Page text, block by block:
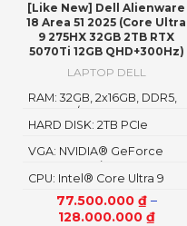
[Like New] Dell Alienware
18 Area 51 2025 (Core Ultra
9 275HX 32GB 2TB RTX
5070Ti 12GB QHD+300Hz)
LAPTOP DELL
77.500.000 ₫–
128.000.000 ₫
CPU: Intel® Core Ultra 9
VGA: NVIDIA® GeForce
RTX™ 5070Ti 12GB GDDR
HARD DISK: 2TB PCIe
RAM: 32GB, 2x16GB, DDR5,
6400MT/s